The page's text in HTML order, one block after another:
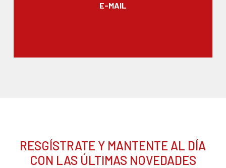
E-MAIL
RESGÍSTRATE Y MANTENTE AL DÍA
CON LAS ÚLTIMAS NOVEDADES